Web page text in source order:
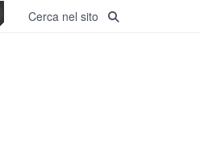
Cerca nel sito